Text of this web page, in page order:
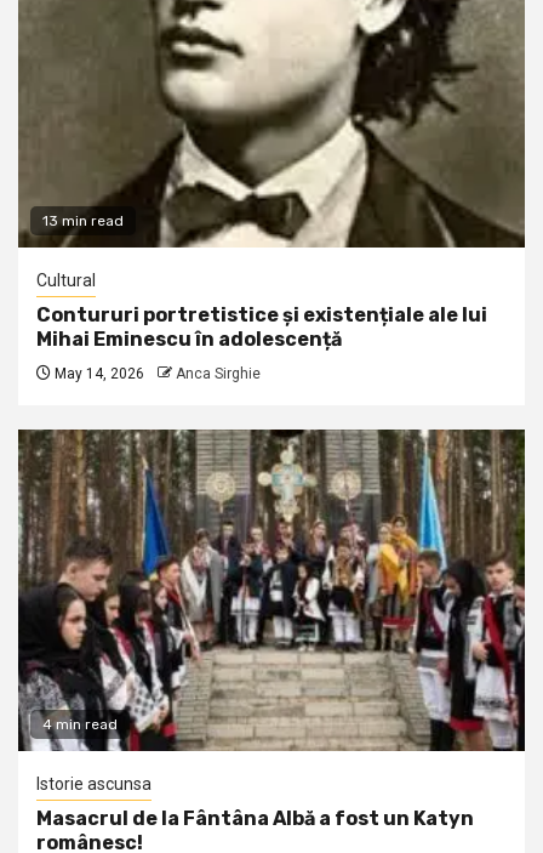
13 min read
Cultural
Contururi portretistice și existențiale ale lui
Mihai Eminescu în adolescență
May 14, 2026 Anca Sirghie
4 min read
Istorie ascunsa
Masacrul de la Fântâna Albă a fost un Katyn
românesc!